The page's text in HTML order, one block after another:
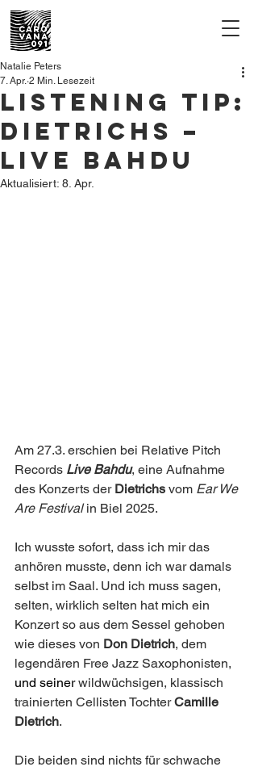
Listening tip:
Dietrichs –
live Bahdu
Natalie Peters
7. Apr. 2 Min. Lesezeit
Aktualisiert: 8. Apr.
Am 27.3. erschien bei Relative Pitch
Records Live Bahdu, eine Aufnahme
des Konzerts der Dietrichs vom Ear We
Are Festival in Biel 2025.
Ich wusste sofort, dass ich mir das
anhören musste, denn ich war damals
selbst im Saal. Und ich muss sagen,
selten, wirklich selten hat mich ein
Konzert so aus dem Sessel gehoben
wie dieses von Don Dietrich, dem
legendären Free Jazz Saxophonisten,
und seiner wildwüchsigen, klassisch
trainierten Cellisten Tochter Camille
Dietrich.
Die beiden sind nichts für schwache